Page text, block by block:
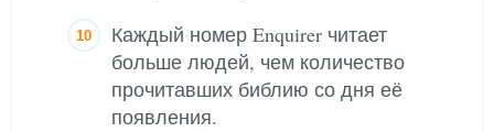
Каждый номер Enquirer читает
больше людей, чем количество
прочитавших библию со дня её
появления.